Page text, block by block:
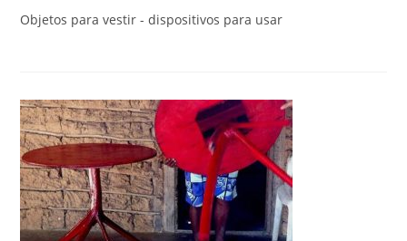
Objetos para vestir - dispositivos para usar